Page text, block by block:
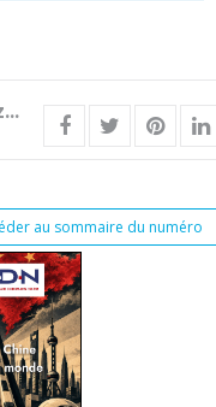
au sommaire du numéro